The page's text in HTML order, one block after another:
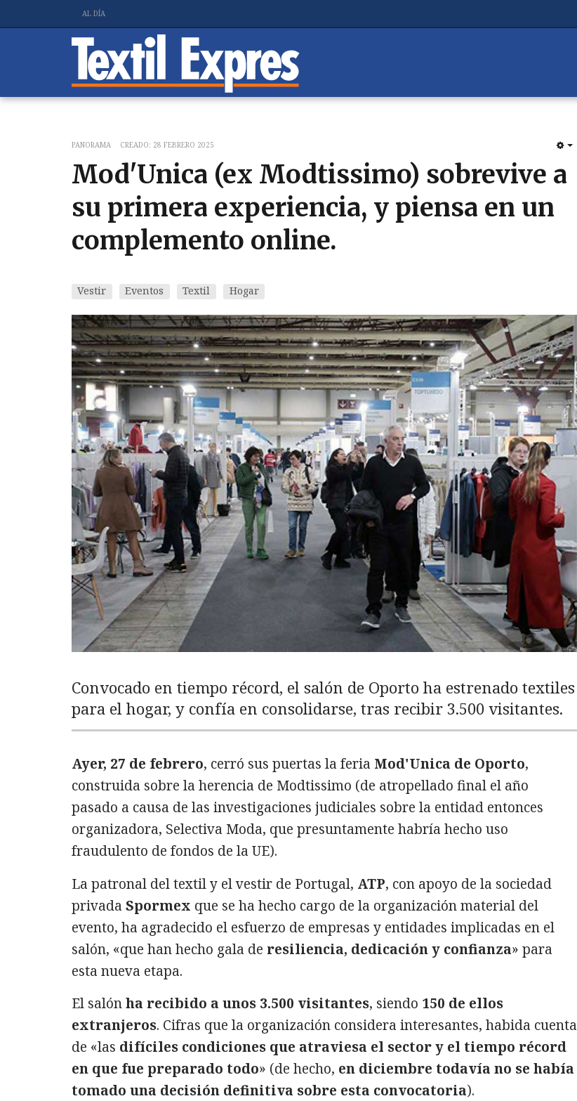
AL DÍA
PANORAMA CREADO: 28 FEBRERO 2025
Mod'Unica (ex Modtissimo) sobrevive a
su primera experiencia, y piensa en un
complemento online.
Vestir Eventos Textil Hogar
Convocado en tiempo récord, el salón de Oporto ha estrenado textiles
para el hogar, y confía en consolidarse, tras recibir 3.500 visitantes.
Ayer, 27 de febrero, cerró sus puertas la feria Mod'Unica de Oporto,
construida sobre la herencia de Modtissimo (de atropellado final el año
pasado a causa de las investigaciones judiciales sobre la entidad entonces
organizadora, Selectiva Moda, que presuntamente habría hecho uso
fraudulento de fondos de la UE).
La patronal del textil y el vestir de Portugal, ATP, con apoyo de la sociedad
privada Spormex que se ha hecho cargo de la organización material del
evento, ha agradecido el esfuerzo de empresas y entidades implicadas en el
salón, «que han hecho gala de resiliencia, dedicación y confianza» para
esta nueva etapa.
El salónha recibido a unos 3.500 visitantes, siendo 150 de ellos
extranjeros. Cifras que la organización considera interesantes, habida cuenta
de «las difíciles condiciones que atraviesa el sector y el tiempo récord
en que fue preparado todo» (de hecho, en diciembre todavía no se había
tomado una decisión definitiva sobre esta convocatoria).